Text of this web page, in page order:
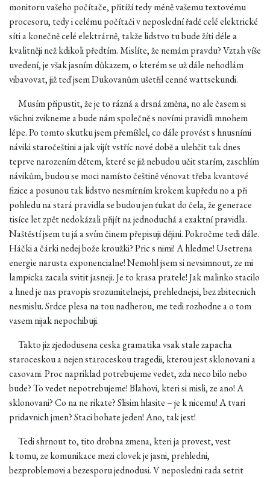
monitoru vašeho počítače, přitíží tedy méně vašemu textovému
procesoru, tedy i celému počítači v neposlední řadě celé elektrické
síti a konečně celé elektrárně, takže lidstvo tu bude žíti déle a
kvalitněji než kdikoli předtím. Mislíte, že nemám pravdu? Vztah víše
uvedení, je však jasním důkazem, o kterém se už dále nehodlám
vibavovat, již teď jsem Dukovanům ušetřil cenné wattsekundi.
Musím připustit, že je to rázná a drsná změna, no ale časem si
všichni zvikneme a bude nám společně s novími pravidli mnohem
lépe. Po tomto skutku jsem přemíšlel, co dále provést s hnusními
náviki staročeštini a jak vijít vstříc nové době a ulehčit tak dnes
teprve narozením dětem, které se již nebudou učit starím, zaschlím
návikům, budou se moci namísto češtině věnovat třeba kvantové
fizice a posunou tak lidstvo nesmírním krokem kupředu no a při
pohledu na stará pravidla se budou jen ťukat do čela, že generace
tisíce let zpět nedokázali přijít na jednoduchá a exaktní pravidla.
Naštěstí jsem tu já a svím činem přepisuji dějini. Pokročme tedi dále.
Háčki a čárki nedej bože kroužki? Pric s nimi! A hledme! Usetrena
energie narusta exponencialne! Nemohl jsem si nevsimnout, ze mi
lampicka zacala svitit jasneji. Je to krasa pratele! Jak malinko stacilo
a hned je nas pravopis srozumitelnejsi, prehlednejsi, bez zbitecnich
nesmislu. Srdce plesa na tou nadherou, me tedi rozhodne a o tom
vasem nijak nepochibuji.
Takto jiz zjedodusena ceska gramatika vsak stale zapacha
staroceskou a nejen staroceskou tragedii, kterou jest sklonovani a
casovani. Proc napriklad potrebujeme vedet, zda neco bilo nebo
bude? To vedet nepotrebujeme! Blahovi, kteri si misli, ze ano! A
sklonovani? Co na ne rikate? Slisim hlasite – je k nicemu! A tvari
pridavnich jmen? Staci bohate jeden! Ano, tak jest!
Tedi shrnout to, tito drobna zmena, kteri ja provest, vest
k tomu, ze komunikace mezi clovek je jasni, prehledni,
bezproblemovi a bezesporu jednodusi. V neposledni rada setrit